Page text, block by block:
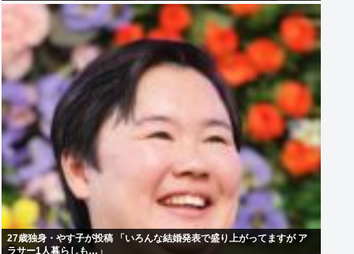
27歳独身・やす子が投稿 「いろんな結婚発表で盛り上がってますが ア
ラサー1人暮らしも…」